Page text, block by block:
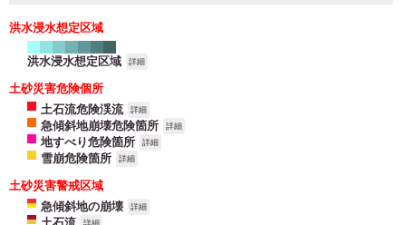
洪水浸水想定区域
洪水浸水想定区域 詳細
土砂災害危険個所
土石流危険渓流
詳細
急傾斜地崩壊危険箇所 詳細
地すべり危険箇所 詳細
雪崩危険箇所 詳細
土砂災害警戒区域
急傾斜地の崩壊
詳細
詳細